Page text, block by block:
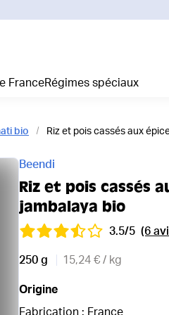
Nos
Je
France Régimes spéciaux
bio Riz et pois cassés aux
Beendi
Riz et pois cassés
jambalaya bio
3.5/5 (6
250 g 15,24 € / kg
Origine
Fabrication : France